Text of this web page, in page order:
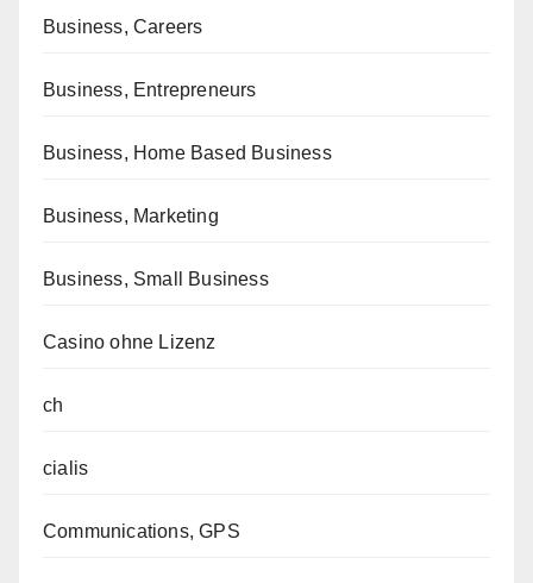
Business, Careers
Business, Entrepreneurs
Business, Home Based Business
Business, Marketing
Business, Small Business
Casino ohne Lizenz
ch
cialis
Communications, GPS